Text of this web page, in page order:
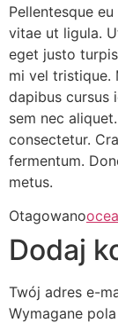
Pellentesque
vitae ut ligula.
eget justo
mi vel tristique.
dapibus cursus
sem nec
consectetur.
fermentum.
metus.
Otagowano
Dodaj
Twój adres e-
Wymagane